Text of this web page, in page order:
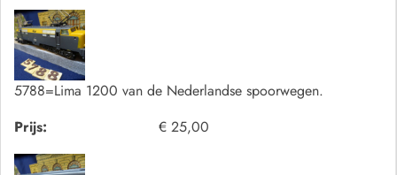
5788=Lima 1200 van de Nederlandse spoorwegen.
Prijs:
€ 25,00